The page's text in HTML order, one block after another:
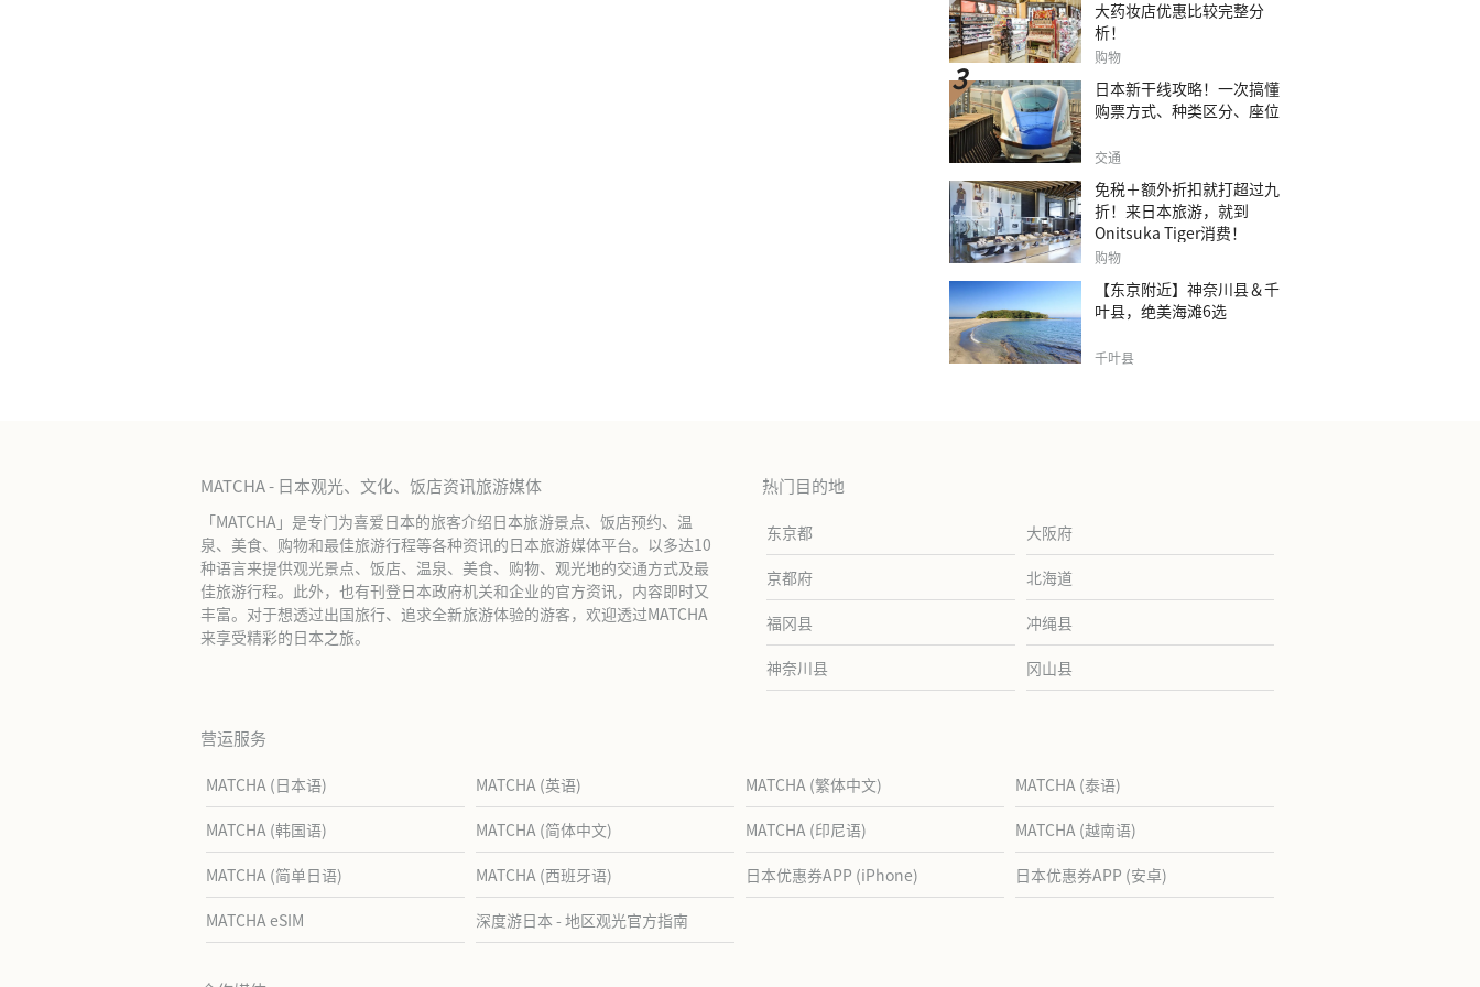
大药妆店优惠比较完整分
析！
购物
日本新干线攻略！一次搞懂
购票方式、种类区分、座位
交通
免税＋额外折扣就打超过九
折！来日本旅游，就到
Onitsuka Tiger消费！
购物
【东京附近】神奈川县＆千
叶县，绝美海滩6选
千叶县
MATCHA - 日本观光、文化、饭店资讯旅游媒体
「MATCHA」是专门为喜爱日本的旅客介绍日本旅游景点、饭店预约、温
泉、美食、购物和最佳旅游行程等各种资讯的日本旅游媒体平台。以多达10
种语言来提供观光景点、饭店、温泉、美食、购物、观光地的交通方式及最
佳旅游行程。此外，也有刊登日本政府机关和企业的官方资讯，内容即时又
丰富。对于想透过出国旅行、追求全新旅游体验的游客，欢迎透过MATCHA
来享受精彩的日本之旅。
热门目的地
东京都 大阪府
京都府 北海道
福冈县 冲绳县
神奈川县 冈山县
营运服务
MATCHA (日本语) MATCHA (英语) MATCHA (繁体中文) MATCHA (泰语)
MATCHA (韩国语) MATCHA (简体中文) MATCHA (印尼语) MATCHA (越南语)
MATCHA (简单日语) MATCHA (西班牙语) 日本优惠券APP (iPhone) 日本优惠券APP (安卓)
MATCHA eSIM 深度游日本 - 地区观光官方指南